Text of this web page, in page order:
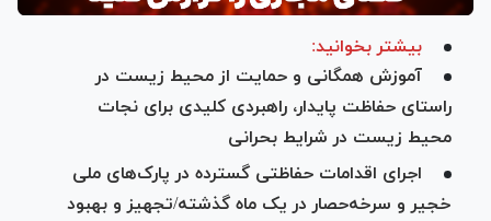
بیشتر بخوانید:
آموزش همگانی و حمایت از محیط زیست در
راستای حفاظت پایدار، راهبردی کلیدی برای نجات
محیط زیست در شرایط بحرانی
اجرای اقدامات حفاظتی گسترده در پارک‌های ملی
خجیر و سرخه‌حصار در یک ماه گذشته/تجهیز و بهبود